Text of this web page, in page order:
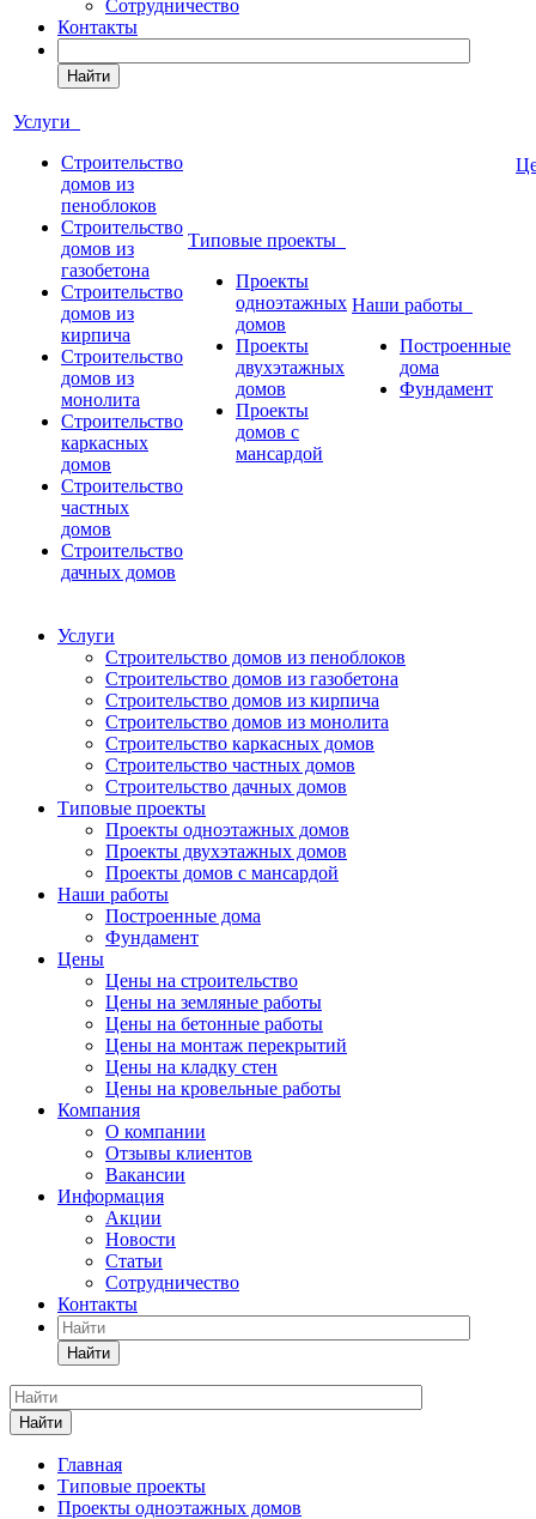
Сотрудничество
Контакты
Найти
Услуги
Строительство
домов из
пеноблоков
Строительство
домов из
газобетона
Строительство
домов из
кирпича
Строительство
домов из
монолита
Строительство
каркасных
домов
Строительство
частных
домов
Строительство
дачных домов
Типовые проекты
Проекты
одноэтажных
домов
Проекты
двухэтажных
домов
Проекты
домов с
мансардой
Наши работы
Построенные
дома
Фундамент
Услуги
Строительство домов из пеноблоков
Строительство домов из газобетона
Строительство домов из кирпича
Строительство домов из монолита
Строительство каркасных домов
Строительство частных домов
Строительство дачных домов
Типовые проекты
Проекты одноэтажных домов
Проекты двухэтажных домов
Проекты домов с мансардой
Наши работы
Построенные дома
Фундамент
Цены
Цены на строительство
Цены на земляные работы
Цены на бетонные работы
Цены на монтаж перекрытий
Цены на кладку стен
Цены на кровельные работы
Компания
О компании
Отзывы клиентов
Вакансии
Информация
Акции
Новости
Статьи
Сотрудничество
Контакты
Найти
Найти
Главная
Типовые проекты
Проекты одноэтажных домов